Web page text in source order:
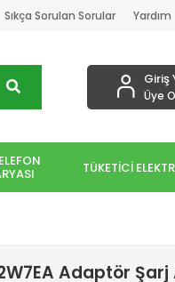
Sıkça Sorulan Sorular Yardım
Giriş
Üye
TÜKETİCİ
Adaptör